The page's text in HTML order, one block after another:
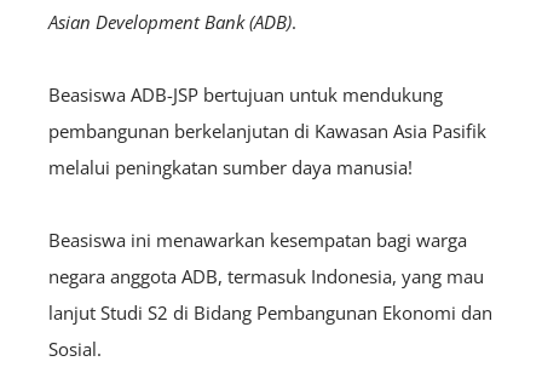
Asian Development Bank (ADB).
Beasiswa ADB-JSP bertujuan untuk mendukung
pembangunan berkelanjutan di Kawasan Asia Pasifik
melalui peningkatan sumber daya manusia!
Beasiswa ini menawarkan kesempatan bagi warga
negara anggota ADB, termasuk Indonesia, yang mau
lanjut Studi S2 di Bidang Pembangunan Ekonomi dan
Sosial.